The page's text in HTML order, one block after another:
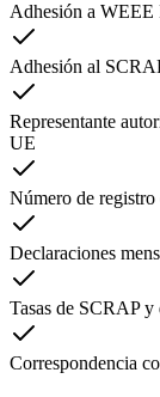
Adhesión a WEEE
Adhesión al
Representante
UE
Número de
Declaraciones
Tasas de SCRAP y
Correspondencia